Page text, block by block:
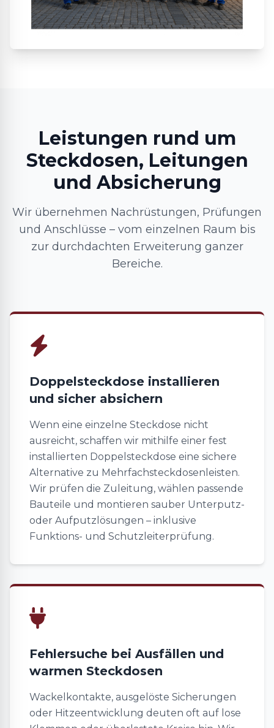
Leistungen rund um
Steckdosen, Leitungen
und Absicherung
Wir übernehmen Nachrüstungen, Prüfungen
und Anschlüsse – vom einzelnen Raum bis
zur durchdachten Erweiterung ganzer
Bereiche.
Doppelsteckdose installieren
und sicher absichern
Wenn eine einzelne Steckdose nicht
ausreicht, schaffen wir mithilfe einer fest
installierten Doppelsteckdose eine sichere
Alternative zu Mehrfachsteckdosenleisten.
Wir prüfen die Zuleitung, wählen passende
Bauteile und montieren sauber Unterputz-
oder Aufputzlösungen – inklusive
Funktions- und Schutzleiterprüfung.
Fehlersuche bei Ausfällen und
warmen Steckdosen
Wackelkontakte, ausgelöste Sicherungen
oder Hitzeentwicklung deuten oft auf lose